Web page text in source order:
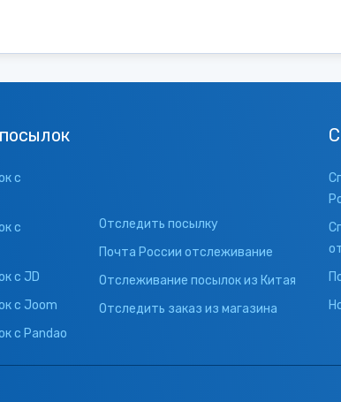
с
с
с JD
с Joom
с Pandao
Отследить посылку
Почта России отслеживание
Отслеживание посылок из Китая
Отследить заказ из магазина